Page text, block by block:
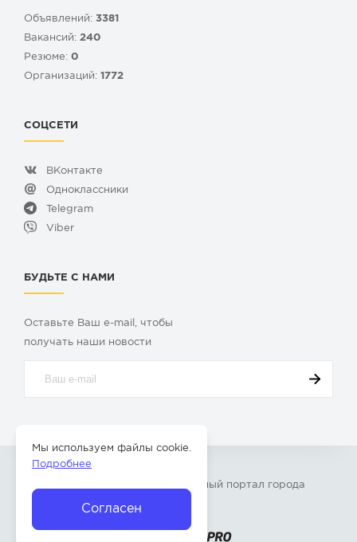
Объявлений: 3381
Вакансий: 240
Резюме: 0
Организаций: 1772
СОЦСЕТИ
ВКонтакте
Одноклассники
Telegram
Viber
БУДЬТЕ С НАМИ
Оставьте Ваш e-mail, чтобы
получать наши новости
» – Главный портал города
Согласен
Мы используем файлы cookie.
Подробнее